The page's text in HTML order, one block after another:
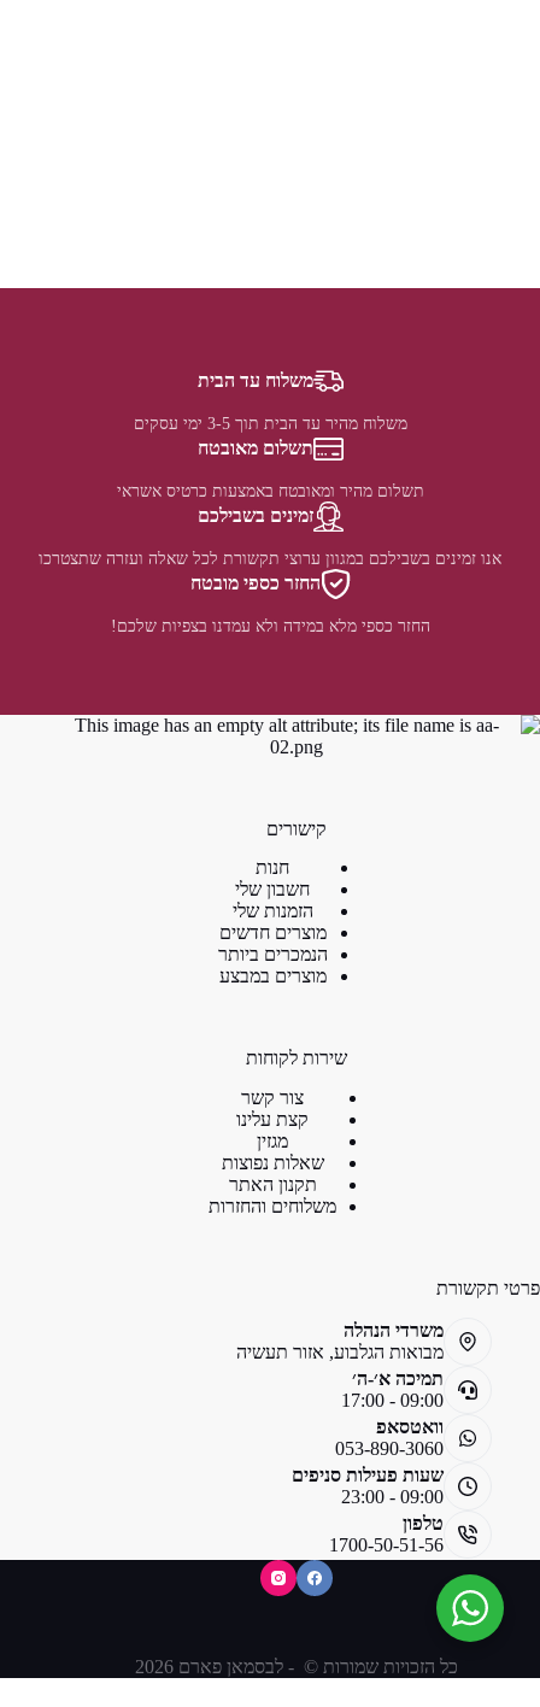
משלוח עד הבית
משלוח מהיר עד הבית תוך 3-5 ימי עסקים
תשלום מאובטח
תשלום מהיר ומאובטח באמצעות כרטיס אשראי
זמינים בשבילכם
אנו זמינים בשבילכם במגוון ערוצי תקשורת לכל שאלה ועזרה שתצטרכו
החזר כספי מובטח
החזר כספי מלא במידה ולא עמדנו בצפיות שלכם!
קישורים
חנות
חשבון שלי
הזמנות שלי
מוצרים חדשים
הנמכרים ביותר
מוצרים במבצע
שירות לקוחות
צור קשר
קצת עלינו
מגזין
שאלות נפוצות
תקנון האתר
משלוחים והחזרות
פרטי תקשורת
משרדי הנהלה
מבואות הגלבוע, אזור תעשיה
תמיכה א׳-ה׳
09:00 - 17:00
וואטסאפ
053-890-3060
שעות פעילות סניפים
09:00 - 23:00
טלפון
1700-50-51-56
כל הזכויות שמורות © - לבסמאן פארם 2026